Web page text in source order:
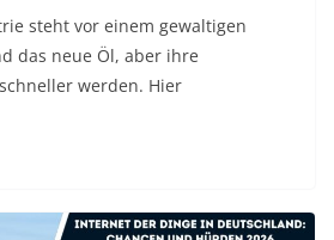
steht vor einem gewaltigen
das neue Öl, aber ihre
werden. Hier